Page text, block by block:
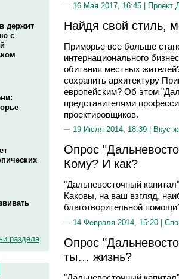
держит
с
раздела
16 Мая 2017, 16:45 | Проект
Найдя свой стиль,
Приморье все больше
интернационального
обитания местных
сохранить архитектуру
европейским? Об этом
представителями
проектировщиков.
19 Июля 2014, 18:39 | Вкус
Опрос
Кому? И как?
"Дальневосточный
Каковы, на ваш взгляд,
благотворительной
14 Февраля 2014, 15:20 |
Опрос
ты… жизнь?